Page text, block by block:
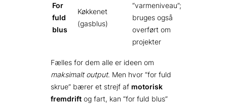
For
fuld
blus
Køkkenet
(gasblus)
“varmeniveau”;
bruges også
overført om
projekter
Fælles for dem alle er ideen om
maksimalt output. Men hvor “for fuld
skrue” bærer et strejf af motorisk
fremdrift og fart, kan “for fuld blus”